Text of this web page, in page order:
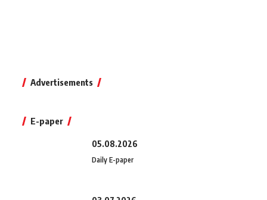
Advertisements
E-paper
05.08.2026
Daily E-paper